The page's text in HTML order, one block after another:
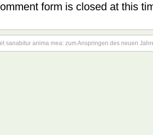
form is closed at this
sanabitur anima mea: zum Anspringen des neuen